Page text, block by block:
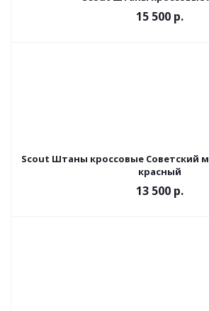
15 500 р.
Scout Штаны кроссовые Советский
красный
13 500 р.